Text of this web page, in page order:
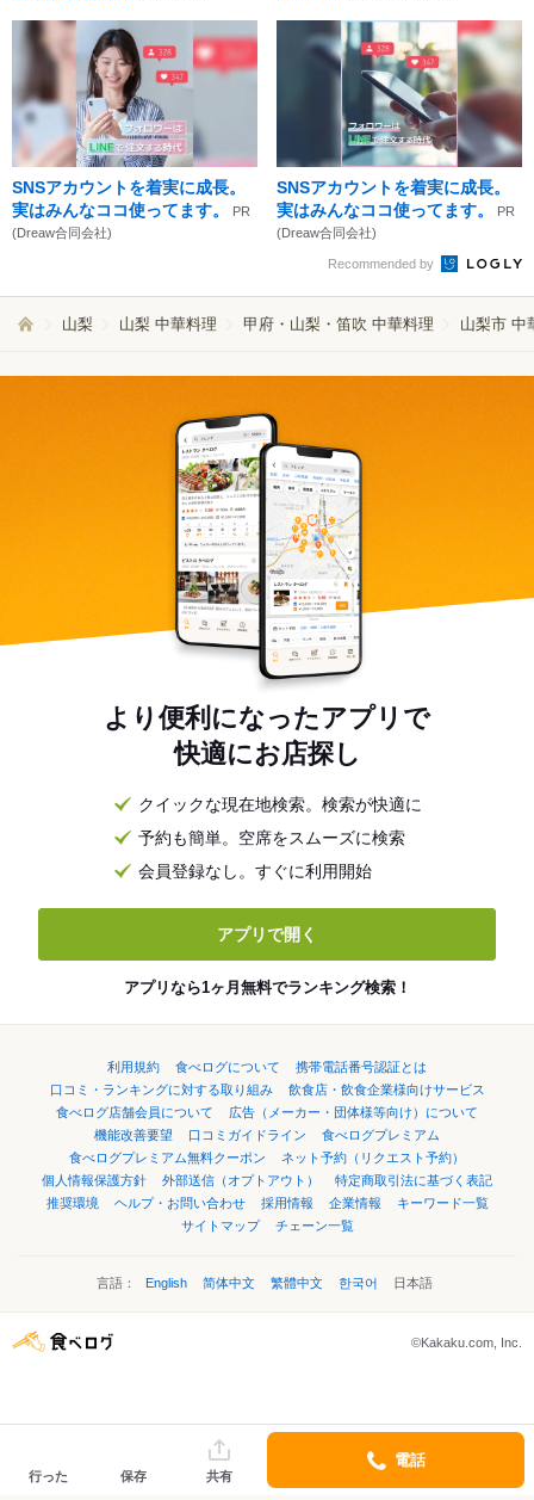
SNSアカウントを着実に成長。
実はみんなココ使ってます。
PR
(Dreaw合同会社)
SNSアカウントを着実に成長。
実はみんなココ使ってます。
PR
(Dreaw合同会社)
Recommended by
山梨 山梨 中華料理 甲府・山梨・笛吹 中華料理 山梨市 中
より便利になったアプリで
快適にお店探し
クイックな現在地検索。検索が快適に
予約も簡単。空席をスムーズに検索
会員登録なし。すぐに利用開始
アプリで開く
アプリなら1ヶ月無料でランキング検索！
利用規約 食べログについて
携帯電話番号認証とは
口コミ・ランキングに対する取り組み
飲食店・飲食企業様向けサービス
食べログ店舗会員について
広告（メーカー・団体様等向け）について
機能改善要望
口コミガイドライン
食べログプレミアム
食べログプレミアム無料クーポン
ネット予約（リクエスト予約）
個人情報保護方針
外部送信（オプトアウト）
特定商取引法に基づく表記
推奨環境
ヘルプ・お問い合わせ 採用情報 企業情報
キーワード一覧
サイトマップ
チェーン一覧
言語： English 简体中文 繁體中文 한국어 日本語
©Kakaku.com, Inc.
行った 保存 共有
電話